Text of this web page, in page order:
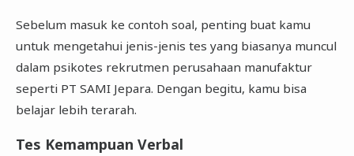
Sebelum masuk ke contoh soal, penting buat kamu
untuk mengetahui jenis-jenis tes yang biasanya muncul
dalam psikotes rekrutmen perusahaan manufaktur
seperti PT SAMI Jepara. Dengan begitu, kamu bisa
belajar lebih terarah.
Tes Kemampuan Verbal